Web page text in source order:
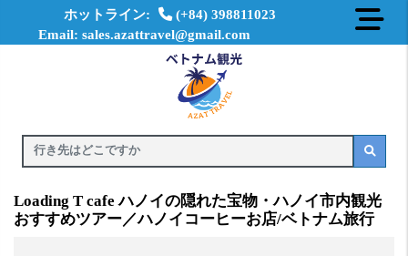
ホットライン:
(+84) 398811023
Email: sales.azattravel@gmail.com
Loading T cafe ハノイの隠れた宝物・ハノイ市内観光
おすすめツアー／ハノイコーヒーお店/ベトナム旅行